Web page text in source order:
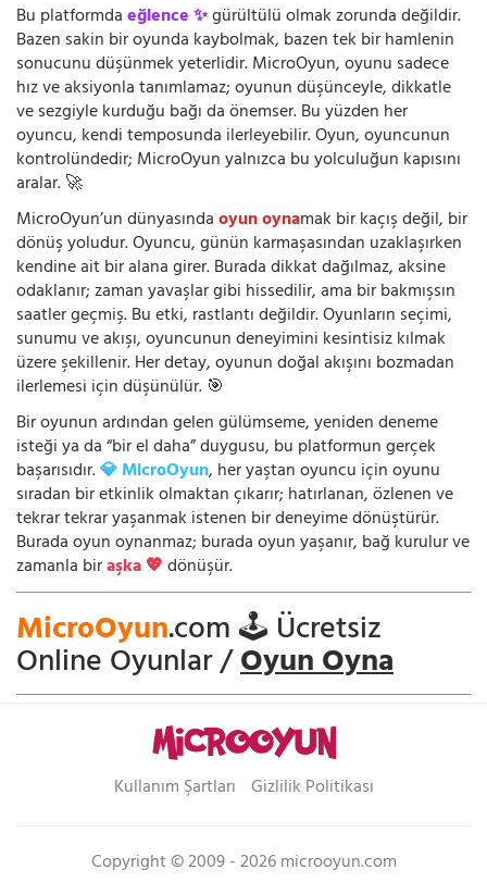
Bu platformdaeğlence ✨gürültülü olmak zorunda değildir.
Bazen sakin bir oyunda kaybolmak, bazen tek bir hamlenin
sonucunu düşünmek yeterlidir. MicroOyun, oyunu sadece
hız ve aksiyonla tanımlamaz; oyunun düşünceyle, dikkatle
ve sezgiyle kurduğu bağı da önemser. Bu yüzden her
oyuncu, kendi temposunda ilerleyebilir. Oyun, oyuncunun
kontrolündedir; MicroOyun yalnızca bu yolculuğun kapısını
aralar. 🚀
MicroOyun’un dünyasındaoyun oynamak bir kaçış değil, bir
dönüş yoludur. Oyuncu, günün karmaşasından uzaklaşırken
kendine ait bir alana girer. Burada dikkat dağılmaz, aksine
odaklanır; zaman yavaşlar gibi hissedilir, ama bir bakmışsın
saatler geçmiş. Bu etki, rastlantı değildir. Oyunların seçimi,
sunumu ve akışı, oyuncunun deneyimini kesintisiz kılmak
üzere şekillenir. Her detay, oyunun doğal akışını bozmadan
ilerlemesi için düşünülür. 🎯
Bir oyunun ardından gelen gülümseme, yeniden deneme
isteği ya da “bir el daha” duygusu, bu platformun gerçek
başarısıdır.💎 MicroOyun, her yaştan oyuncu için oyunu
sıradan bir etkinlik olmaktan çıkarır; hatırlanan, özlenen ve
tekrar tekrar yaşanmak istenen bir deneyime dönüştürür.
Burada oyun oynanmaz; burada oyun yaşanır, bağ kurulur ve
zamanla biraşka 💖dönüşür.
MicroOyun.com 🕹️ Ücretsiz
Online Oyunlar /Oyun Oyna
Kullanım Şartları Gizlilik Politikası
Copyright © 2009 - 2026 microoyun.com